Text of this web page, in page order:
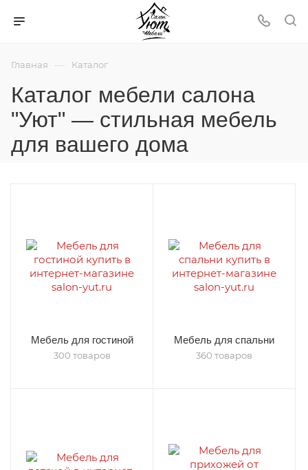
Главная — Каталог
Каталог мебели салона
"Уют" — стильная мебель
для вашего дома
Мебель для гостиной
300 товаров
Мебель для спальни
360 товаров